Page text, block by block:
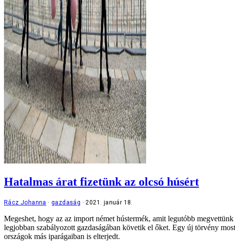
Hatalmas árat fizetünk az olcsó húsért
Rácz Johanna gazdaság 2021. január 18.
Megeshet, hogy az az import német hústermék, amit legutóbb
legjobban szabályozott gazdaságában követik el őket. Egy új törvény
országok más iparágaiban is elterjedt.